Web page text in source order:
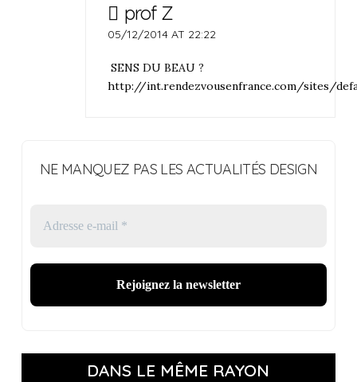
prof Z
05/12/2014 AT 22:22
SENS DU BEAU ?
http://int.rendezvousenfrance.com/sites/
NE MANQUEZ PAS LES ACTUALITÉS DESIGN
DANS LE MÊME RAYON